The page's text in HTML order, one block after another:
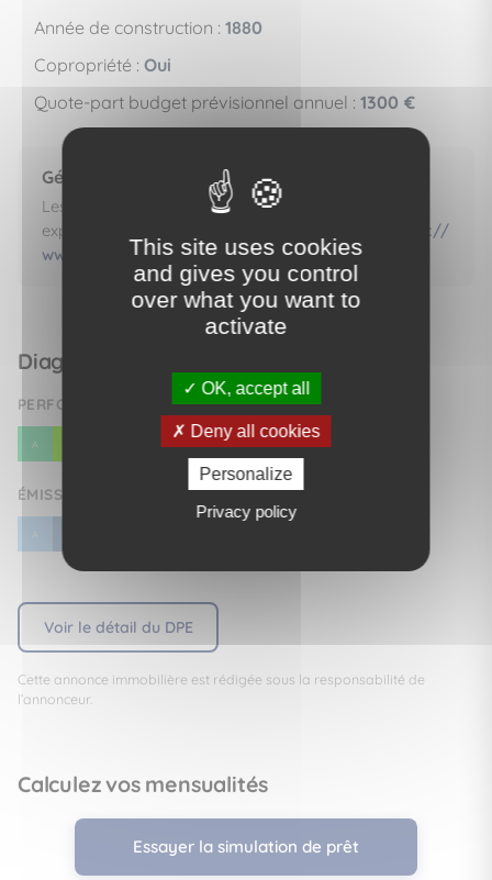
Année de construction : 1880
Copropriété : Oui
Quote-part budget prévisionnel annuel : 1300 €
Géorisques
Les informations sur les risques auxquels ce bien est
exposé sont disponibles sur le site Géorisques.
https://
www.georisques.gouv.fr
Diagnostic de performance énergétique
PERFORMANCE ÉNERGÉTIQUE (DPE)
A E
ÉMISSION DE GAZ À EFFET DE SERRE (DGE)
A
Voir le détail du DPE
Cette annonce immobilière est rédigée sous la responsabilité de
l’annonceur.
Calculez vos mensualités
Essayer la simulation de prêt
This site uses cookies
and gives you control
over what you want to
activate
OK, accept all
Deny all cookies
Personalize
Privacy policy